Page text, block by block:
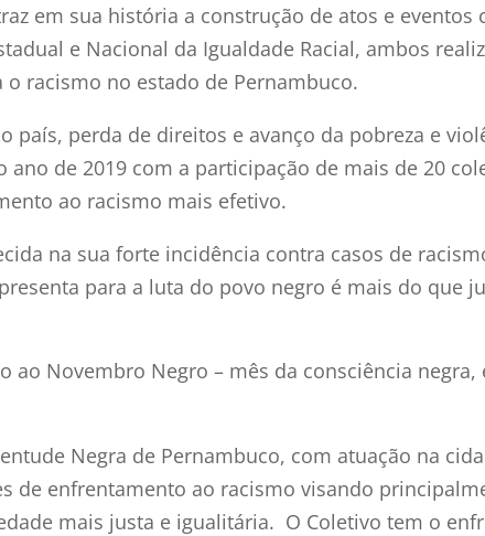
em sua história a construção de atos e
e Nacional da Igualdade Racial, ambos
racismo no estado de Pernambuco.
país, perda de direitos e avanço da pobreza e
ano de 2019 com a participação de mais de 20
ao racismo mais efetivo.
na sua forte incidência contra casos de
para a luta do povo negro é mais do que
ao Novembro Negro – mês da consciência
Negra de Pernambuco, com atuação na
de enfrentamento ao racismo visando
mais justa e igualitária. O Coletivo tem o